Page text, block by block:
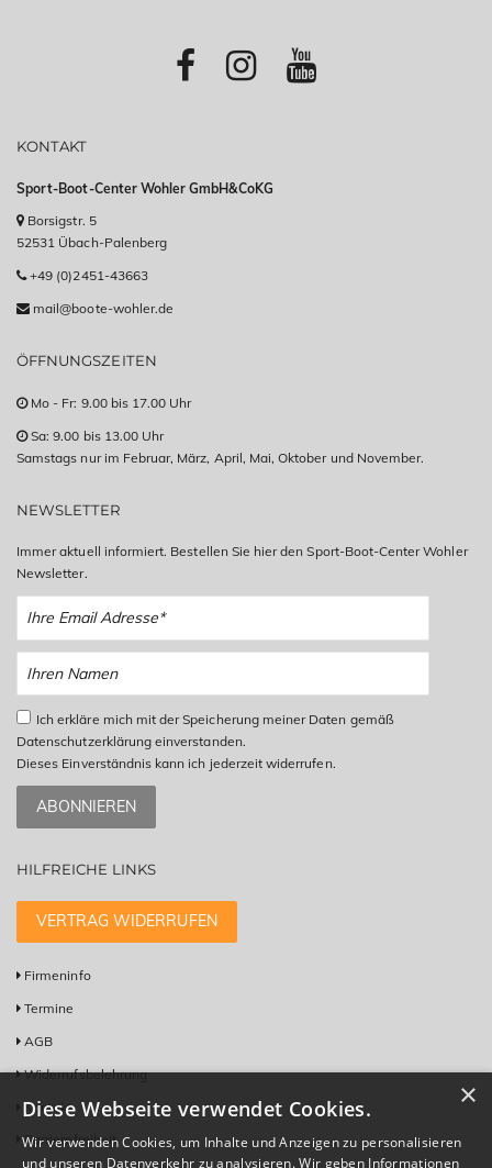
KONTAKT
Sport-Boot-Center Wohler GmbH&CoKG
Borsigstr. 5
52531 Übach-Palenberg
+49 (0)2451-43663
mail@boote-wohler.de
ÖFFNUNGSZEITEN
Mo - Fr: 9.00 bis 17.00 Uhr
Sa: 9.00 bis 13.00 Uhr
Samstags nur im Februar, März, April, Mai, Oktober und November.
NEWSLETTER
Immer aktuell informiert. Bestellen Sie hier den Sport-Boot-Center Wohler
Newsletter.
Ich erkläre mich mit der Speicherung meiner Daten gemäß
Datenschutzerklärung einverstanden.
Dieses Einverständnis kann ich jederzeit widerrufen.
ABONNIEREN
HILFREICHE LINKS
VERTRAG WIDERRUFEN
Firmeninfo
Termine
AGB
Widerrufsbelehrung
Kontakt
Barrierefreiheit
×
Diese Webseite verwendet Cookies.
Wir verwenden Cookies, um Inhalte und Anzeigen zu personalisieren
und unseren Datenverkehr zu analysieren. Wir geben Informationen